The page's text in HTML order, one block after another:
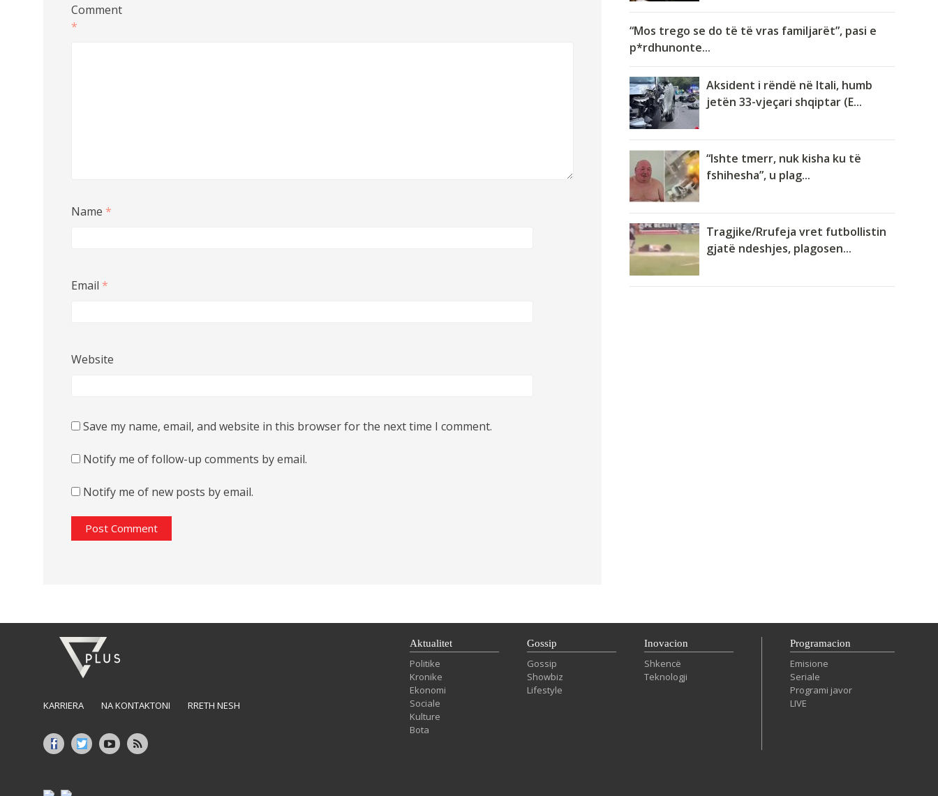
Comment
*
Name *
Email *
Website
Save my name, email, and website in this browser for the next time I comment.
Notify me of follow-up comments by email.
Notify me of new posts by email.
“Mos trego se do të të vras familjarët”, pasi e
p*rdhunonte...
Aksident i rëndë në Itali, humb
jetën 33-vjeçari shqiptar (E...
“Ishte tmerr, nuk kisha ku të
fshihesha”, u plag...
Tragjike/Rrufeja vret futbollistin
gjatë ndeshjes, plagosen...
KARRIERA NA KONTAKTONI RRETH NESH
Aktualitet
Politike
Kronike
Ekonomi
Sociale
Kulture
Bota
Gossip
Gossip
Showbiz
Lifestyle
Inovacion
Shkencë
Teknologji
Programacion
Emisione
Seriale
Programi javor
LIVE